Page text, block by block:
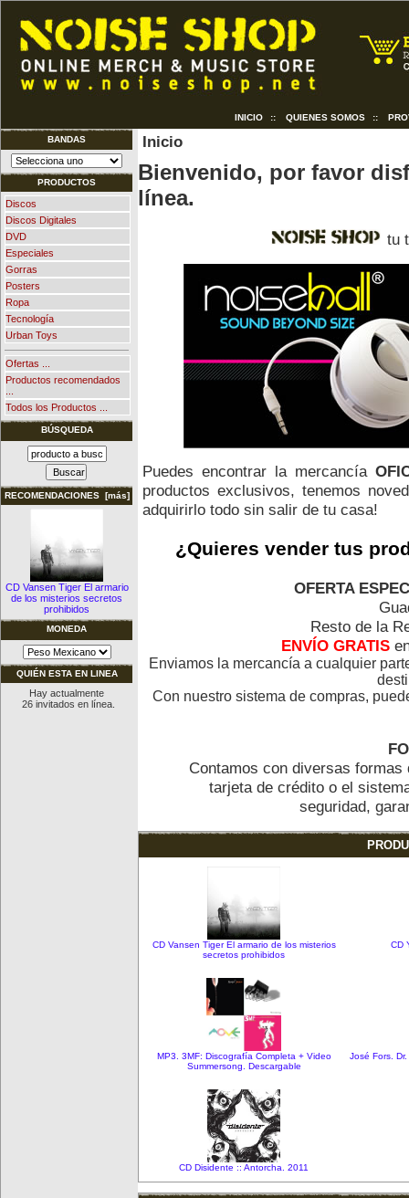
INICIO :: QUIENES SOMOS ::
BANDAS
PRODUCTOS
Discos
Discos Digitales
DVD
Especiales
Gorras
Posters
Ropa
Tecnología
Urban Toys
Ofertas ...
Productos recomendados
Todos los Productos ...
BÚSQUEDA
RECOMENDACIONES [más]
CD Vansen Tiger El armario
de los misterios secretos
prohibidos
MONEDA
QUIÉN ESTA EN LINEA
Hay actualmente
26 invitados en línea.
Inicio
Bienvenido, por favor
línea.
tu
Puedes encontrar la mercancía
productos exclusivos, tenemos
adquirirlo todo sin salir de tu casa!
¿Quieres vender tus
OFERTA
Resto de la
ENVÍO GRATIS
Enviamos la mercancía a cualquier
Con nuestro sistema de compras,
Contamos con diversas
tarjeta de crédito o el
seguridad,
CD Vansen Tiger El armario de los misterios
secretos prohibidos
CD
MP3. 3MF: Discografía Completa + Video
Summersong. Descargable
José Fors.
CD Disidente :: Antorcha. 2011